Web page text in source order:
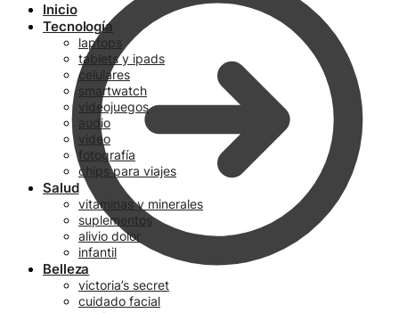
Inicio
Tecnología
laptops
tablets y ipads
celulares
smartwatch
videojuegos
audio
video
fotografía
chips para viajes
Salud
vitaminas y minerales
suplementos
alivio dolor
infantil
Belleza
victoria’s secret
cuidado facial